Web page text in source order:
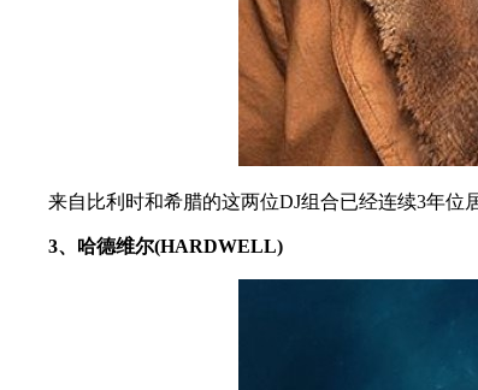
来自比利时和希腊的这两位DJ组合已经连续3年位居
3、哈德维尔(HARDWELL)